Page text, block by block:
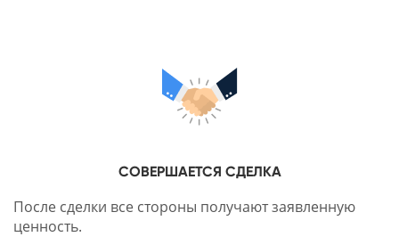
СОВЕРШАЕТСЯ СДЕЛКА
После сделки все стороны получают заявленную
ценность.